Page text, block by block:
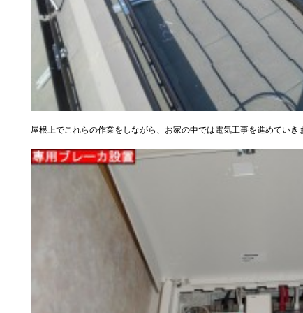
屋根上でこれらの作業をしながら、お家の中では電気工事を進めていき